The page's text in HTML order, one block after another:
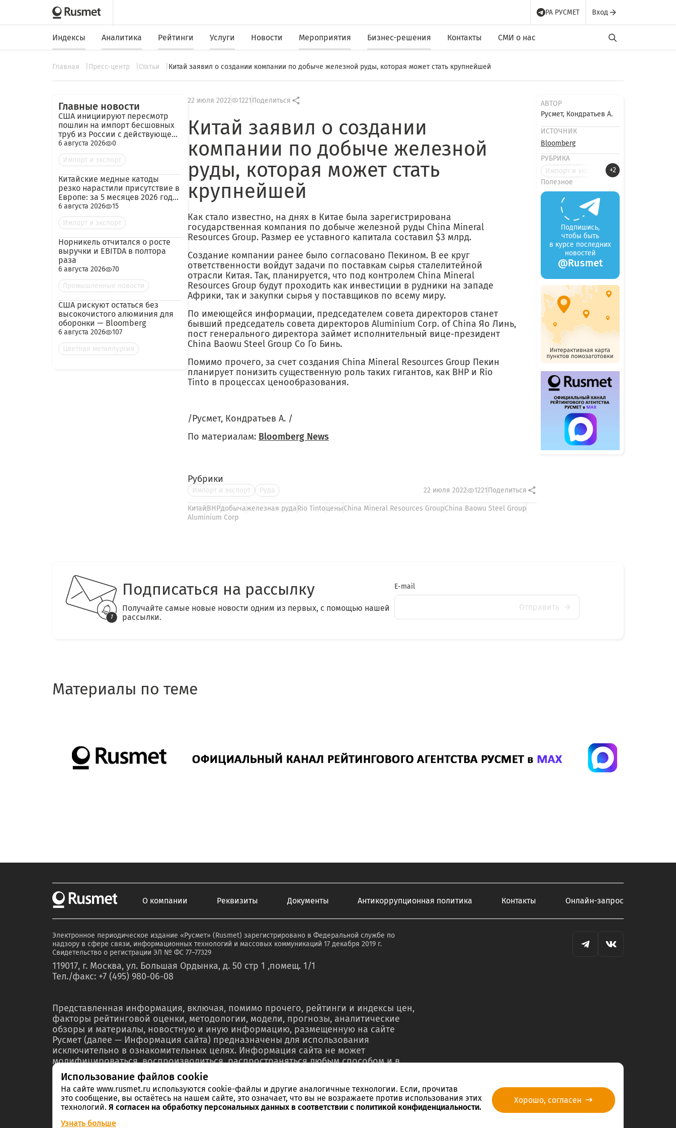
РА РУСМЕТ Вход
Индексы Аналитика Рейтинги Услуги Новости Мероприятия Бизнес-решения Контакты СМИ о нас
Главная Пресс-центр Статьи Китай заявил о создании компании по добыче железной руды, которая может стать крупнейшей
Главные новости
США инициируют пересмотр
пошлин на импорт бесшовных
труб из России с действующей
ставкой 209,72%
6 августа 2026
0
Импорт и экспорт
Китайские медные катоды
резко нарастили присутствие в
Европе: за 5 месяцев 2026 года
— 45 тыс. тонн
6 августа 2026
15
Импорт и экспорт
Норникель отчитался о росте
выручки и EBITDA в полтора
раза
6 августа 2026
70
Промышленные новости
США рискуют остаться без
высокочистого алюминия для
оборонки — Bloomberg
6 августа 2026
107
Цветная металлургия
22 июля 2022 1221Поделиться
Китай заявил о создании
компании по добыче железной
руды, которая может стать
крупнейшей
Как стало известно, на днях в Китае была зарегистрирована
государственная компания по добыче железной руды China Mineral
Resources Group. Размер ее уставного капитала составил $3 млрд.
Создание компании ранее было согласовано Пекином. В ее круг
ответственности войдут задачи по поставкам сырья сталелитейной
отрасли Китая. Так, планируется, что под контролем China Mineral
Resources Group будут проходить как инвестиции в рудники на западе
Африки, так и закупки сырья у поставщиков по всему миру.
По имеющейся информации, председателем совета директоров станет
бывший председатель совета директоров Aluminium Corp. of China Яо Линь,
пост генерального директора займет исполнительный вице-президент
China Baowu Steel Group Co Го Бинь.
Помимо прочего, за счет создания China Mineral Resources Group Пекин
планирует понизить существенную роль таких гигантов, как BHP и Rio
Tinto в процессах ценообразования.
/Русмет, Кондратьев А. /
По материалам: Bloomberg News
Рубрики
Импорт и экспорт Руда 22 июля 2022 1221Поделиться
КитайBHPдобычажелезная рудаRio TintoценыChina Mineral Resources GroupChina Baowu Steel Group
Aluminium Corp
АВТОР
Русмет, Кондратьев А.
ИСТОЧНИК
Bloomberg
РУБРИКА
Импорт и экспорт
+2
Полезное
Подпишись,
чтобы быть
в курсе последних
новостей
@Rusmet
Подписаться на рассылку
Получайте самые новые новости одним из первых, с помощью нашей
рассылки.
E-mail
Отправить
Материалы по теме
О компании Реквизиты Документы Антикоррупционная политика Контакты Онлайн-запрос
Электронное периодическое издание «Русмет» (Rusmet) зарегистрировано в Федеральной службе по
надзору в сфере связи, информационных технологий и массовых коммуникаций 17 декабря 2019 г.
Свидетельство о регистрации ЭЛ № ФС 77–77329
119017, г. Москва, ул. Большая Ордынка, д. 50 стр 1 ,помещ. 1/1
Тел./факс: +7 (495) 980-06-08
Представленная информация, включая, помимо прочего, рейтинги и индексы цен,
факторы рейтинговой оценки, методологии, модели, прогнозы, аналитические
обзоры и материалы, новостную и иную информацию, размещенную на сайте
Русмет (далее — Информация сайта) предназначены для использования
исключительно в ознакомительных целях. Информация сайта не может
модифицироваться, воспроизводиться, распространяться любым способом и в
любой форме ни полностью, ни частично в рекламных материалах, в рамках
мероприятий по связям с общественностью, в сводках новостей, в коммерческих
материалах или отчетах без предварительного письменного согласия со стороны
правообладателя – ООО «РА Русмет» и ссылки на источник. Использование
Информации в нарушение указанных требований и в незаконных целях запрещено.
Использование файлов cookie
На сайте www.rusmet.ru используются cookie-файлы и другие аналогичные технологии. Если, прочитав
это сообщение, вы остаётесь на нашем сайте, это означает, что вы не возражаете против использования этих
технологий. Я согласен на обработку персональных данных в соответствии с политикой конфиденциальности.
Узнать больше
Хорошо, согласен